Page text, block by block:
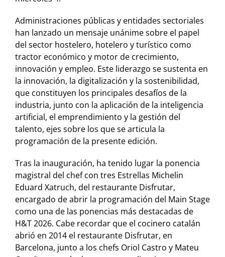
Administraciones públicas y entidades sectoriales
han lanzado un mensaje unánime sobre el papel
del sector hostelero, hotelero y turístico como
tractor económico y motor de crecimiento,
innovación y empleo. Este liderazgo se sustenta en
la innovación, la digitalización y la sostenibilidad,
que constituyen los principales desafíos de la
industria, junto con la aplicación de la inteligencia
artificial, el emprendimiento y la gestión del
talento, ejes sobre los que se articula la
programación de la presente edición.
Tras la inauguración, ha tenido lugar la ponencia
magistral del chef con tres Estrellas Michelin
Eduard Xatruch, del restaurante Disfrutar,
encargado de abrir la programación del Main Stage
como una de las ponencias más destacadas de
H&T 2026. Cabe recordar que el cocinero catalán
abrió en 2014 el restaurante Disfrutar, en
Barcelona, junto a los chefs Oriol Castro y Mateu